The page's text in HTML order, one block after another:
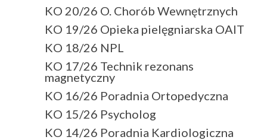
KO 20/26 O. Chorób Wewnętrznych
KO 19/26 Opieka pielęgniarska OAIT
KO 18/26 NPL
KO 17/26 Technik rezonans
magnetyczny
KO 16/26 Poradnia Ortopedyczna
KO 15/26 Psycholog
KO 14/26 Poradnia Kardiologiczna